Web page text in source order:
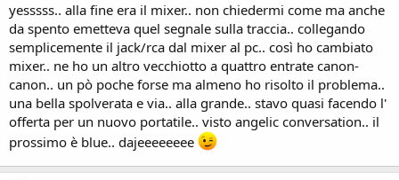
yesssss.. alla fine era il mixer.. non chiedermi come ma anche
da spento emetteva quel segnale sulla traccia.. collegando
semplicemente il jack/rca dal mixer al pc.. così ho cambiato
mixer.. ne ho un altro vecchiotto a quattro entrate canon-
canon.. un pò poche forse ma almeno ho risolto il problema..
una bella spolverata e via.. alla grande.. stavo quasi facendo l'
offerta per un nuovo portatile.. visto angelic conversation.. il
prossimo è blue.. dajeeeeeeee